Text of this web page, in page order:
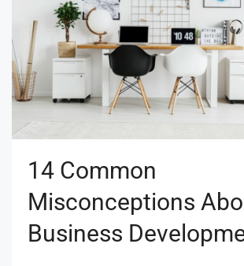
14 Common
Misconceptions
Business